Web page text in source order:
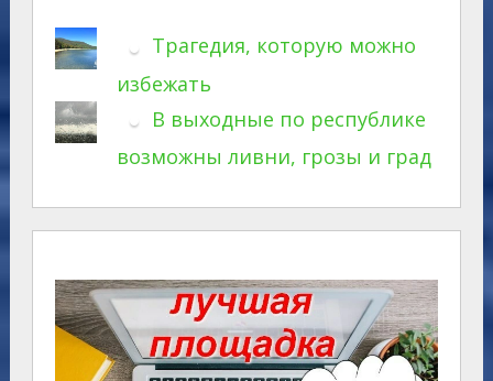
Трагедия, которую можно
избежать
В выходные по республике
возможны ливни, грозы и град